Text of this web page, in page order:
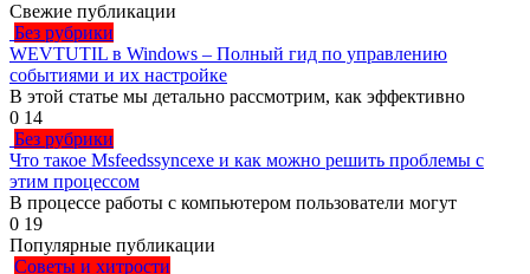
Свежие публикации
Без рубрики
WEVTUTIL в Windows – Полный гид по управлению
событиями и их настройке
В этой статье мы детально рассмотрим, как эффективно
0 14
Без рубрики
Что такое Msfeedssyncexe и как можно решить проблемы с
этим процессом
В процессе работы с компьютером пользователи могут
0 19
Популярные публикации
Советы и хитрости